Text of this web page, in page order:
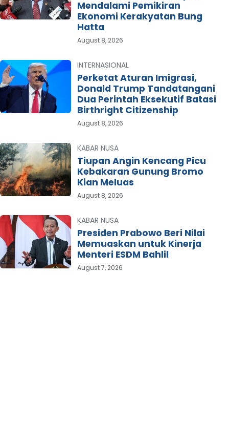
Mendalami Pemikiran
Ekonomi Kerakyatan Bung
Hatta
August 8, 2026
INTERNASIONAL
Perketat Aturan Imigrasi,
Donald Trump Tandatangani
Dua Perintah Eksekutif Batasi
Birthright Citizenship
August 8, 2026
KABAR NUSA
Tiupan Angin Kencang Picu
Kebakaran Gunung Bromo
Kian Meluas
August 8, 2026
KABAR NUSA
Presiden Prabowo Beri Nilai
Memuaskan untuk Kinerja
Menteri ESDM Bahlil
August 7, 2026